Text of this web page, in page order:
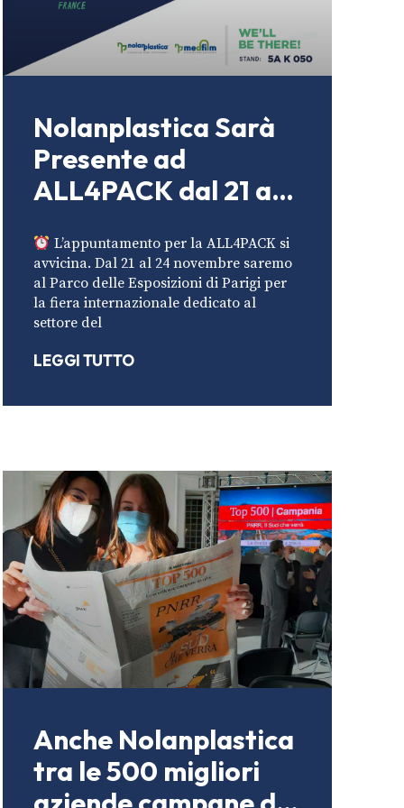
Nolanplastica Sarà
Presente ad
ALL4PACK dal 21 al
L’appuntamento per la ALL4PACK si
avvicina. Dal 21 al 24 novembre saremo
al Parco delle Esposizioni di Parigi per
la fiera internazionale dedicato al
settore del
LEGGI TUTTO
Anche Nolanplastica
tra le 500 migliori